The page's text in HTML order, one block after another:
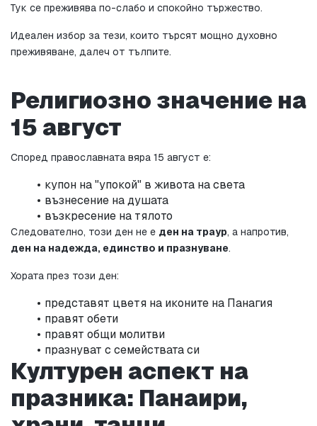
Тук се преживява по-слабо и спокойно тържество.
Идеален избор за тези, които търсят мощно духовно
преживяване, далеч от тълпите.
Религиозно значение на
15 август
Според православната вяра 15 август е:
купон на "упокой" в живота на света
възнесение на душата
възкресение на тялото
Следователно, този ден не е ден на траур
ден на надежда, единство и празнуване.
Хората през този ден:
представят цветя на иконите на Панагия
правят обети
правят общи молитви
празнуват с семействата си
Културен аспект на
празника: Панаири,